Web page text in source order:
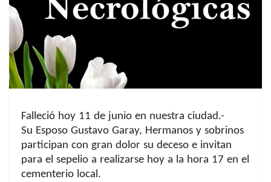
Falleció hoy 11 de junio en nuestra ciudad.-
Su Esposo Gustavo Garay, Hermanos y sobrinos
participan con gran dolor su deceso e invitan
para el sepelio a realizarse hoy a la hora 17 en el
cementerio local.